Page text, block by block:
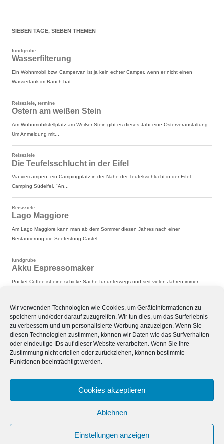
Wir verwenden Technologien wie Cookies, um Geräteinformationen zu
speichern und/oder darauf zuzugreifen. Wir tun dies, um das Surferlebnis
zu verbessern und um personalisierte Werbung anzuzeigen. Wenn Sie
diesen Technologien zustimmen, können wir Daten wie das Surfverhalten
oder eindeutige IDs auf dieser Website verarbeiten. Wenn Sie Ihre
Zustimmung nicht erteilen oder zurückziehen, können bestimmte
Funktionen beeinträchtigt werden.
Cookies akzeptieren
Ablehnen
Einstellungen anzeigen
SIEBEN TAGE, SIEBEN THEMEN